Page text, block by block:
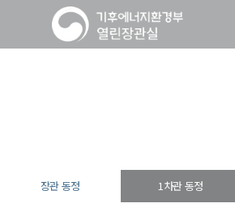
장관 동정 1차관 동정